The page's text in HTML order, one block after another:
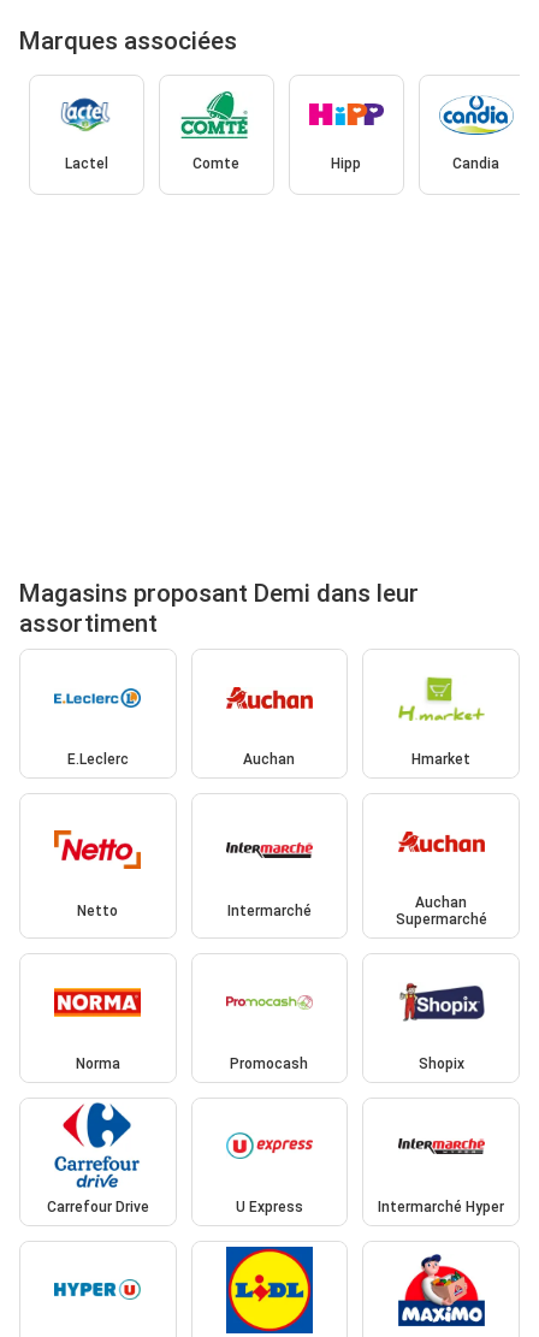
Marques associées
Lactel Comte Hipp Candia
Magasins proposant Demi dans leur
assortiment
E.Leclerc Auchan Hmarket
Netto Intermarché
Auchan
Supermarché
Norma Promocash Shopix
Carrefour Drive U Express Intermarché Hyper